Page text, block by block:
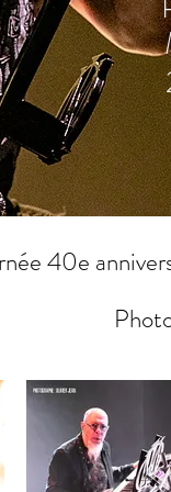
40e